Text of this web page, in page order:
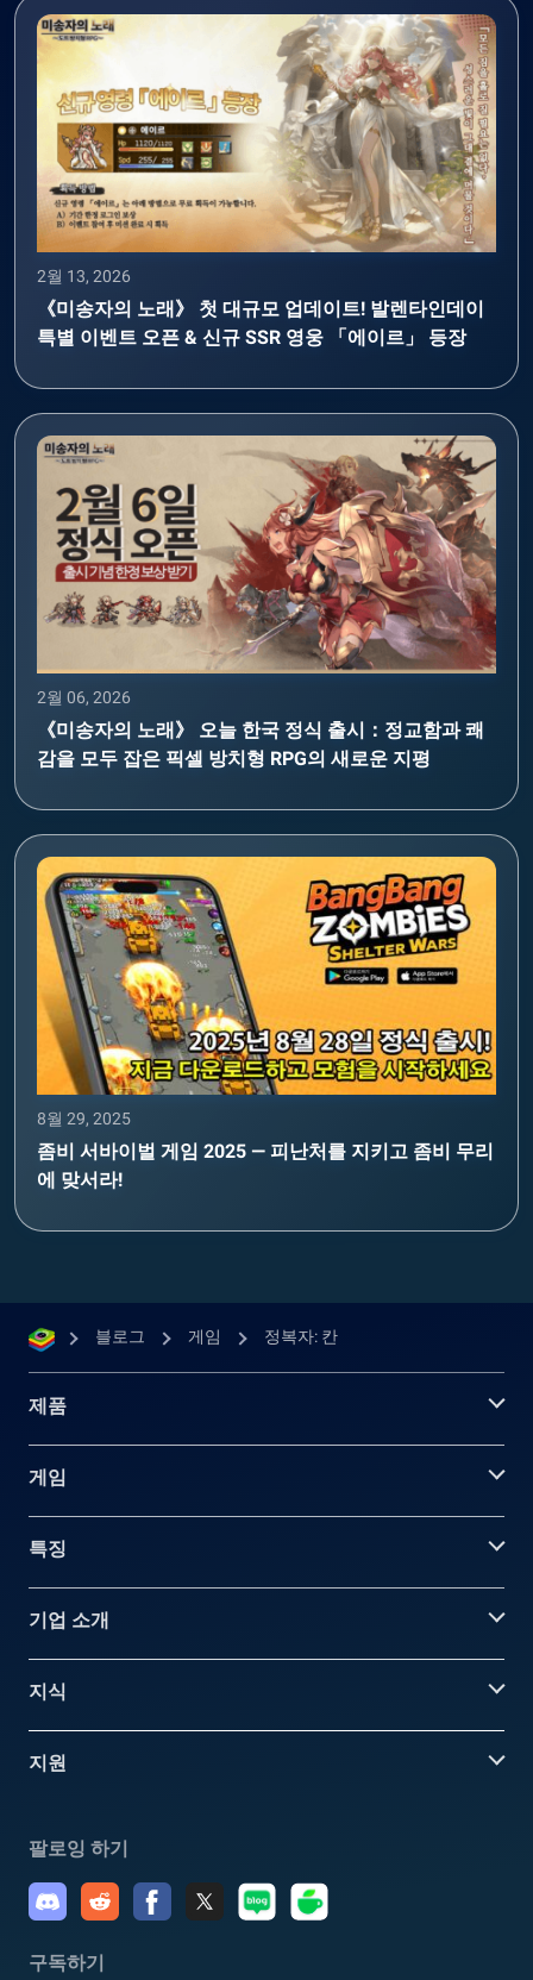
2월 13, 2026
《미송자의 노래》 첫 대규모 업데이트! 발렌타인데이
특별 이벤트 오픈 & 신규 SSR 영웅 「에이르」 등장
2월 06, 2026
《미송자의 노래》 오늘 한국 정식 출시：정교함과 쾌
감을 모두 잡은 픽셀 방치형 RPG의 새로운 지평
8월 29, 2025
좀비 서바이벌 게임 2025 — 피난처를 지키고 좀비 무리
에 맞서라!
블로그 게임 정복자: 칸
제품
게임
특징
기업 소개
지식
지원
팔로잉 하기
구독하기